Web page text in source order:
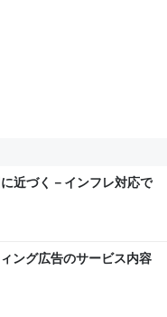
近づく－インフレ対応で
ング広告のサービス内容